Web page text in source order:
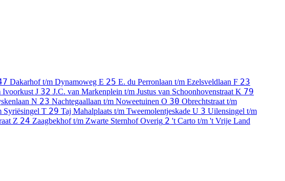
Dakarhof t/m Dynamoweg E 25 E. du Perronlaan t/m Ezelsveldlaan F 23
Ivoorkust J 32 J.C. van Markenplein t/m Justus van Schoonhovenstraat K 79
N 23 Nachtegaallaan t/m Noweetuinen O 30 Obrechtstraat t/m
Syriësingel T 29 Taj Mahalplaats t/m Tweemolentjeskade U 3 Uilensingel t/m
Z 24 Zaagbekhof t/m Zwarte SternhofOverig 2 't Carto t/m 't Vrije Land